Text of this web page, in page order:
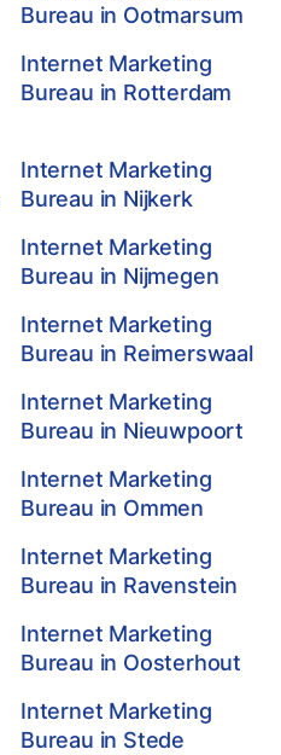
Bureau in Ootmarsum
Internet Marketing
Bureau in Rotterdam
Internet Marketing
Bureau in Nijkerk
Internet Marketing
Bureau in Nijmegen
Internet Marketing
Bureau in Reimerswaal
Internet Marketing
Bureau in Nieuwpoort
Internet Marketing
Bureau in Ommen
Internet Marketing
Bureau in Ravenstein
Internet Marketing
Bureau in Oosterhout
Internet Marketing
Bureau in Stede